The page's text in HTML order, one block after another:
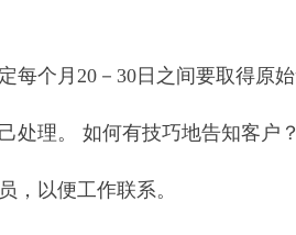
每个月20－30日之间要取得原始
处理。 如何有技巧地告知客户？
，以便工作联系。